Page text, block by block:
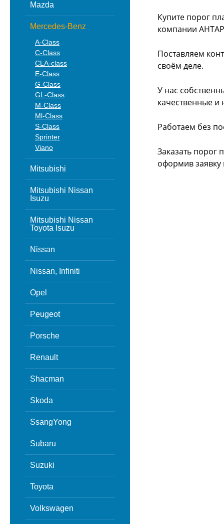
Mazda
Mercedes-Benz
A-Class
C-Class
CLA-class
E-Class
G-Class
GL-Class
M-Class
Ml-Class
S-Class
Sprinter
Viano
Mitsubishi
Mitsubishi Nissan
Isuzu
Mitsubishi Nissan
Toyota Isuzu
Nissan
Nissan, Infiniti
Opel
Peugeot
Porsche
Renault
Shacman
Skoda
SsangYong
Subaru
Suzuki
Toyota
Volkswagen
Купите порог
компании
Поставляем
своём деле.
У нас
качественные и
Работаем без
Заказать порог
оформив заявку